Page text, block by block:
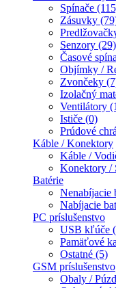
Spínače
Zásuvky
Senzory (29)
Časové
Objímky /
Zvončeky
Izolačný
Ventilátory
Ističe (0)
Prúdové
Káble / Konektory
Káble /
Konektory /
Batérie
Nenabíjacie
Nabíjacie
PC príslušenstvo
USB kľúče
Pamäťové
Ostatné (5)
GSM príslušenstvo
Obaly /